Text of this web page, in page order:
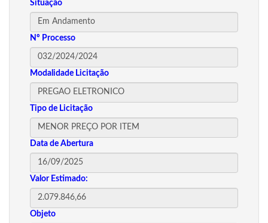
Situação
Nº Processo
Modalidade Licitação
Tipo de Licitação
Data de Abertura
Valor Estimado:
Objeto